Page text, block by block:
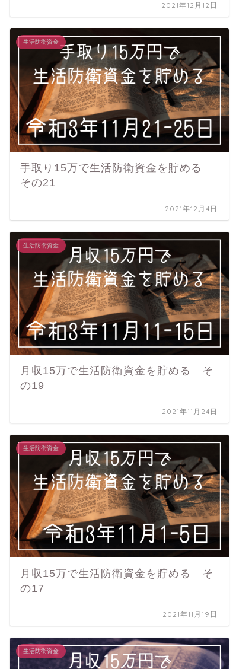
2021年12月12日
生活防衛資金
手取り15万で生活防衛資金を貯める
その21
2021年12月4日
生活防衛資金
月収15万で生活防衛資金を貯める そ
の19
2021年11月24日
生活防衛資金
月収15万で生活防衛資金を貯める そ
の17
2021年11月19日
生活防衛資金